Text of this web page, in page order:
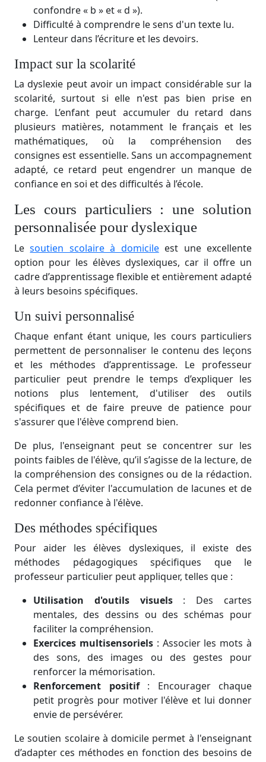
confondre « b » et « d »).
Difficulté à comprendre le sens d'un texte lu.
Lenteur dans l’écriture et les devoirs.
Impact sur la scolarité
La dyslexie peut avoir un impact considérable sur la
scolarité, surtout si elle n'est pas bien prise en
charge. L’enfant peut accumuler du retard dans
plusieurs matières, notamment le français et les
mathématiques, où la compréhension des
consignes est essentielle. Sans un accompagnement
adapté, ce retard peut engendrer un manque de
confiance en soi et des difficultés à l’école.
Les cours particuliers : une solution
personnalisée pour dyslexique
Lesoutien scolaire à domicileest une excellente
option pour les élèves dyslexiques, car il offre un
cadre d’apprentissage flexible et entièrement adapté
à leurs besoins spécifiques.
Un suivi personnalisé
Chaque enfant étant unique, les cours particuliers
permettent de personnaliser le contenu des leçons
et les méthodes d’apprentissage. Le professeur
particulier peut prendre le temps d’expliquer les
notions plus lentement, d'utiliser des outils
spécifiques et de faire preuve de patience pour
s'assurer que l'élève comprend bien.
De plus, l'enseignant peut se concentrer sur les
points faibles de l'élève, qu’il s’agisse de la lecture, de
la compréhension des consignes ou de la rédaction.
Cela permet d’éviter l'accumulation de lacunes et de
redonner confiance à l'élève.
Des méthodes spécifiques
Pour aider les élèves dyslexiques, il existe des
méthodes pédagogiques spécifiques que le
professeur particulier peut appliquer, telles que :
Utilisation d'outils visuels: Des cartes
mentales, des dessins ou des schémas pour
faciliter la compréhension.
Exercices multisensoriels: Associer les mots à
des sons, des images ou des gestes pour
renforcer la mémorisation.
Renforcement positif: Encourager chaque
petit progrès pour motiver l'élève et lui donner
envie de persévérer.
Le soutien scolaire à domicile permet à l'enseignant
d’adapter ces méthodes en fonction des besoins de